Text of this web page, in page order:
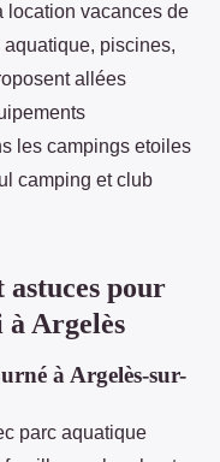
location vacances de
piscines,
allées
les campings etoiles
camping et club
astuces pour
Argelès
à Argelès-sur-
parc aquatique